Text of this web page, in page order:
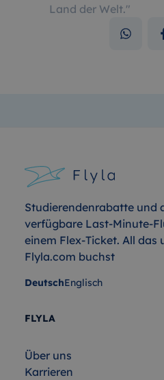
Land der Welt."
Studierendenrabatte und
verfügbare Last-Minute-
einem Flex-Ticket. All das
Flyla.com buchst
DeutschEnglisch
FLYLA
Über uns
Karrieren